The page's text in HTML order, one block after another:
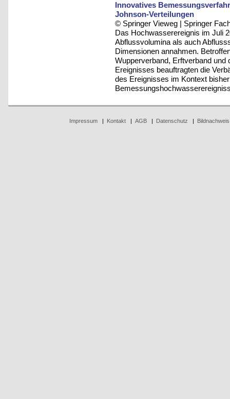
Innovatives
Johnson-Verteilungen
© Springer Vieweg | Springer
Das Hochwasserereignis im Juli
Abflussvolumina als auch
Dimensionen annahmen.
Wupperverband, Erftverband
Ereignisses beauftragten die
des Ereignisses im Kontext
Impressum| Kontakt| AGB| Datenschutz Bildnachweis